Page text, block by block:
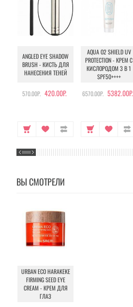
ANGLED EYE SHADOW
BRUSH - КИСТЬ ДЛЯ
НАНЕСЕНИЯ ТЕНЕЙ
570.00Р. 420.00Р.
AQUA O2 SHIELD UV
PROTECTION - КРЕМ С
КИСЛОРОДОМ 3 В 1
SPF50++++
6570.00Р. 5382.00Р.
ВЫ СМОТРЕЛИ
URBAN ECO HARAKEKE
FIRMING SEED EYE
CREAM - КРЕМ ДЛЯ
ГЛАЗ